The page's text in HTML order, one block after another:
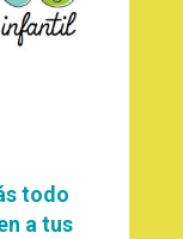
todo
a tus